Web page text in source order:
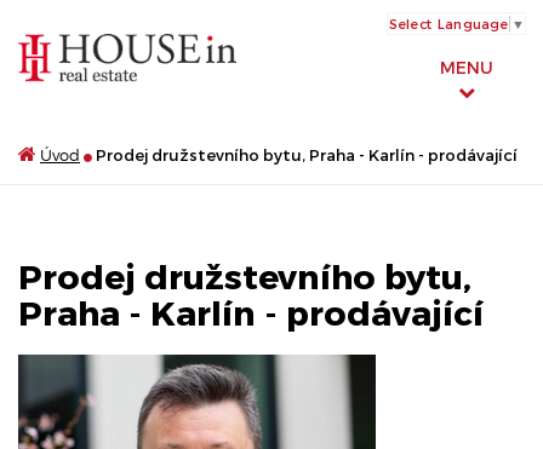
MENU
Select Language ▼
Úvod Prodej družstevního bytu, Praha - Karlín - prodávající
Prodej družstevního bytu,
Praha - Karlín - prodávající